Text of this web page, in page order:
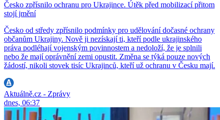
Česko zpřísnilo ochranu pro Ukrajince. Útěk před mobilizací přitom
stojí jmění
Česko od středy zpřísnilo podmínky pro udělování dočasné ochrany
občanům Ukrajiny. Nově ji nezískají ti, kteří podle ukrajinského
práva podléhají vojenským povinnostem a nedoloží, že je splnili
nebo že mají oprávnění zemi opustit. Změna se týká pouze nových
žádostí, nikoli stovek tisíc Ukrajinců, kteří už ochranu v Česku mají.
Aktuálně.cz - Zprávy
dnes, 06:37